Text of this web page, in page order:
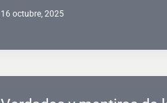
16 octubre, 2025